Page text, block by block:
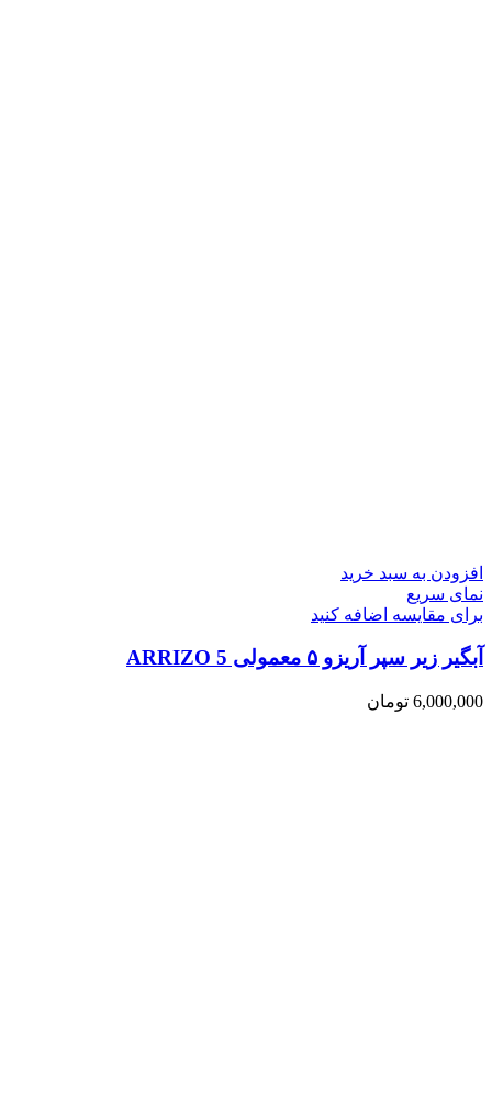
افزودن به سبد خرید
نمای سریع
برای مقایسه اضافه کنید
آبگیر زیر سپر آریزو ۵ معمولی ARRIZO 5
6,000,000 تومان